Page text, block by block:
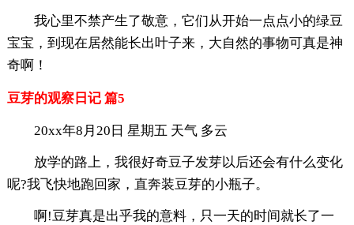
我心里不禁产生了敬意，它们从开始一点点小的绿豆
宝宝，到现在居然能长出叶子来，大自然的事物可真是神
奇啊！
豆芽的观察日记 篇5
20xx年8月20日 星期五 天气 多云
放学的路上，我很好奇豆子发芽以后还会有什么变化
呢?我飞快地跑回家，直奔装豆芽的小瓶子。
啊!豆芽真是出乎我的意料，只一天的时间就长了一